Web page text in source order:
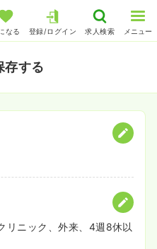
なる 登録/ログイン 求人検索 メニュー
存する
リニック、外来、4週8休以